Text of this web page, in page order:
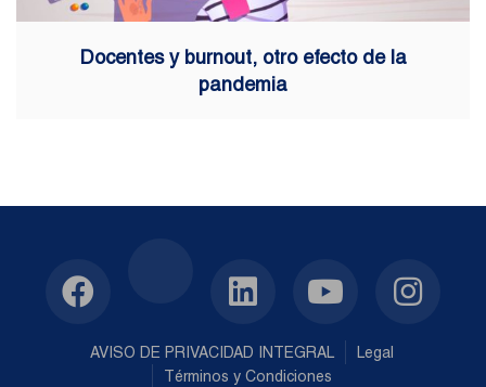
Docentes y burnout, otro efecto de la
pandemia
AVISO DE PRIVACIDAD INTEGRAL
Legal
Términos y Condiciones